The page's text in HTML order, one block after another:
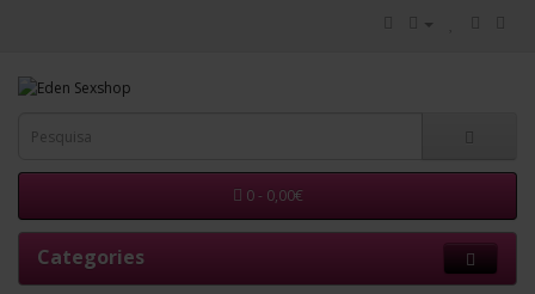
0 - 0,00€
Categories